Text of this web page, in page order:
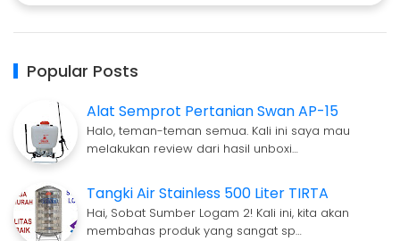
Popular Posts
Alat Semprot Pertanian Swan AP-15
Halo, teman-teman semua. Kali ini saya mau
melakukan review dari hasil unboxi…
Tangki Air Stainless 500 Liter TIRTA
Hai, Sobat Sumber Logam 2! Kali ini, kita akan
membahas produk yang sangat sp…